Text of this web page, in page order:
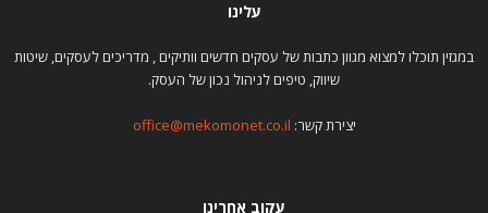
עלינו
במגזין תוכלו למצוא מגוון כתבות של עסקים חדשים וותיקים , מדריכים לעסקים, שיטות
שיווק, טיפים לניהול נכון של העסק.
יצירת קשר: office@mekomonet.co.il
עקוב אחרינו